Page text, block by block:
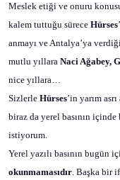
Meslek etiği ve onuru
kalem tuttuğu sürece Hürses
anmayı ve Antalya’ya
mutlu yıllara Naci Ağabey,
nice yıllara…
Sizlerle Hürses’in yarım
biraz da yerel basının içinde
istiyorum.
Yerel yazılı basının bugün
okunmamasıdır. Başka bir